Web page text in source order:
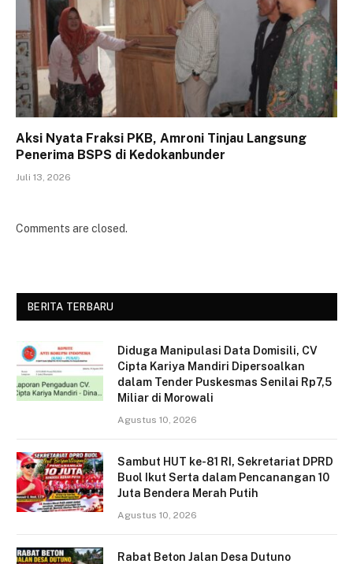
Aksi Nyata Fraksi PKB, Amroni Tinjau Langsung
Penerima BSPS di Kedokanbunder
Juli 13, 2026
Comments are closed.
BERITA TERBARU
Diduga Manipulasi Data Domisili, CV
Cipta Kariya Mandiri Dipersoalkan
dalam Tender Puskesmas Senilai Rp7,5
Miliar di Morowali
Agustus 10, 2026
Sambut HUT ke-81 RI, Sekretariat DPRD
Buol Ikut Serta dalam Pencanangan 10
Juta Bendera Merah Putih
Agustus 10, 2026
Rabat Beton Jalan Desa Dutuno